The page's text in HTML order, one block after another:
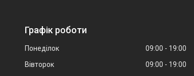
Графік роботи
Понеділок 09:00
19:00
Вівторок
09:00
19:00